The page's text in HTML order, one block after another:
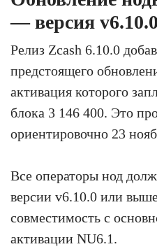
— версия v6.10.0
Релиз Zcash 6.10.0
предстоящего
активация которого
блока 3 146 400. Это
ориентировочно 23
Все операторы нод
версии v6.10.0 или
совместимость с
активации NU6.1.